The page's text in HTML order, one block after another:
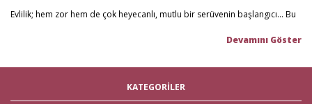
Evlilik; hem zor hem de çok heyecanlı, mutlu bir serüvenin başlangıcı... Bu
Gelince Alışveriş; 2013 senesinden beri hizmet veren ve müşteri
gelin hamamı,bekarlığa veda partisi
malzemelerigibi ürünleri tek bir mağaza üzerinden en iyi fiyat ile satın
KATEGORİLER